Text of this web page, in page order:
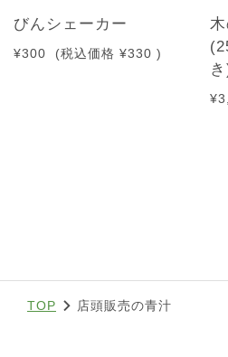
びんシェーカー
¥300 (税込価格 ¥330 )
TOP 店頭販売の青汁